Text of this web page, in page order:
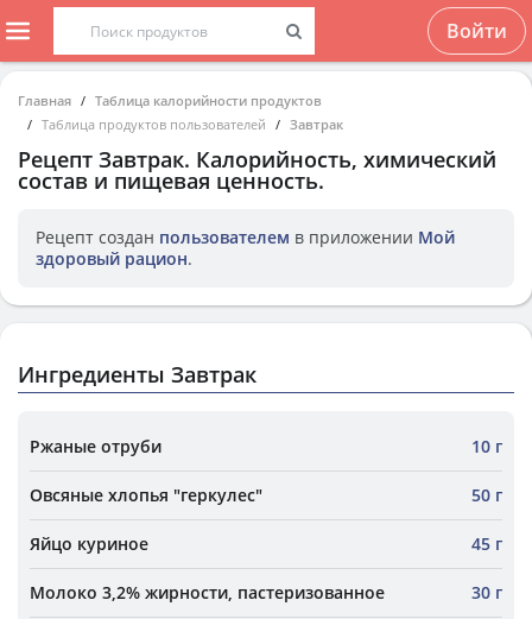
Войти
Главная
Таблица калорийности продуктов
Таблица продуктов пользователей
Завтрак
Рецепт Завтрак. Калорийность, химический
состав и пищевая ценность.
Рецепт создан пользователем в приложении Мой
здоровый рацион.
Ингредиенты Завтрак
Ржаные отруби 10 г
Овсяные хлопья "геркулес" 50 г
Яйцо куриное 45 г
Молоко 3,2% жирности, пастеризованное 30 г